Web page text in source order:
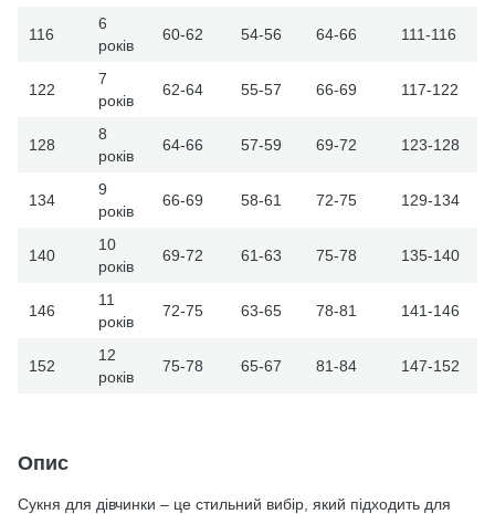
116
6
років
60-62 54-56 64-66 111-116
122
7
років
62-64 55-57 66-69 117-122
128
8
років
64-66 57-59 69-72 123-128
134
9
років
66-69 58-61 72-75 129-134
140
10
років
69-72 61-63 75-78 135-140
146
11
років
72-75 63-65 78-81 141-146
152
12
років
75-78 65-67 81-84 147-152
Опис
Сукня для дівчинки – це стильний вибір, який підходить для